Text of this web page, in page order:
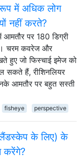
में अधिक लोग
नहीं करते?
पर 180 डिग्री
चरम कवरेज और
हुए जो फिस्चाई इमेज को
सकते हैं, रीशिनलियर
आमतौर पर बहुत सस्ती
fisheye perspective
के लिए) के
करेंगे?